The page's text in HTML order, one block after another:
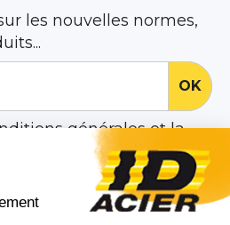
les nouvelles normes,
générales et la
